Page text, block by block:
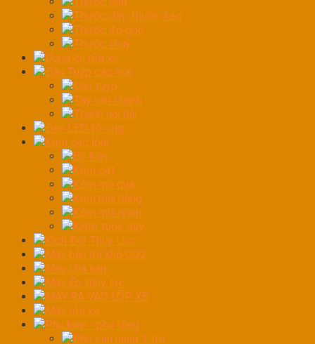
Thước dây, thước kéo
Thước đo góc
Thước thuỷ
Dụng cụ rửa xe
Đầu Tuýp các loại
Đầu tuýp
Tay vặn nhanh
Thanh nối dài
Đèn LED tổ ong
Kềm các loại
Bộ kìm
Kềm cắt
Kềm mỏ quạ
Kềm mũi bằng
Kềm mũi nhọn
Kiềm tuốc dây
Kích Đội Thủy Lực
Máy bắn đá khô CO2
Máy chà sàn
Máy Ép thủy lực
MÁY RA VÀO LỐP XE
Máy rửa xe
Phụ kiện - phụ tùng
Phụ cầu nâng 1 trụ